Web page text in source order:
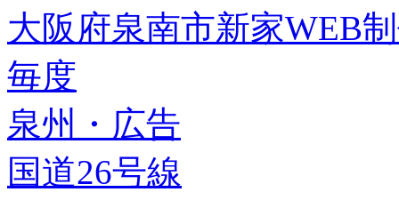
大阪府泉南市新家WEB
毎度
泉州・広告
国道26号線